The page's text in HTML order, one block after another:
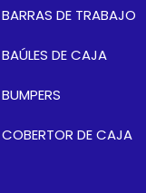
BARRAS DE TRABAJO
BAÚLES DE CAJA
BUMPERS
COBERTOR DE CAJA